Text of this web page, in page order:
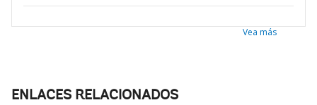
Vea más
ENLACES RELACIONADOS